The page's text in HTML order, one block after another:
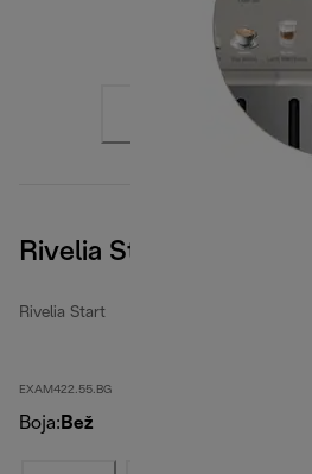
Rivelia Start Sand Beige
Rivelia Start
EXAM422.55.BG
Boja: Bež